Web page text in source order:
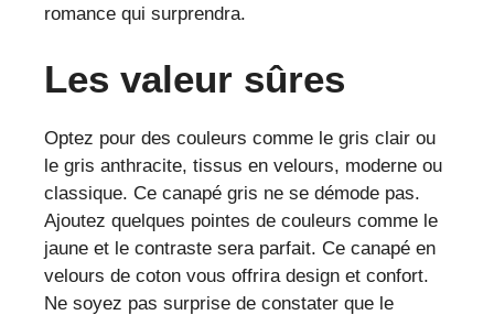
romance qui surprendra.
Les valeur sûres
Optez pour des couleurs comme le gris clair ou
le gris anthracite, tissus en velours, moderne ou
classique. Ce canapé gris ne se démode pas.
Ajoutez quelques pointes de couleurs comme le
jaune et le contraste sera parfait. Ce canapé en
velours de coton vous offrira design et confort.
Ne soyez pas surprise de constater que le